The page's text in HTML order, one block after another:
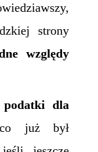
strony
względy
podatki dla
już był